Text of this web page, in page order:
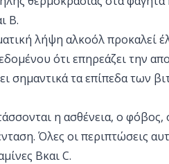
B.
λήψη αλκοόλ προκαλεί
ότι επηρεάζει την
σημαντικά τα επίπεδα των
η ασθένεια, ο
Όλες οι περιπτώσεις
Bκαι C.